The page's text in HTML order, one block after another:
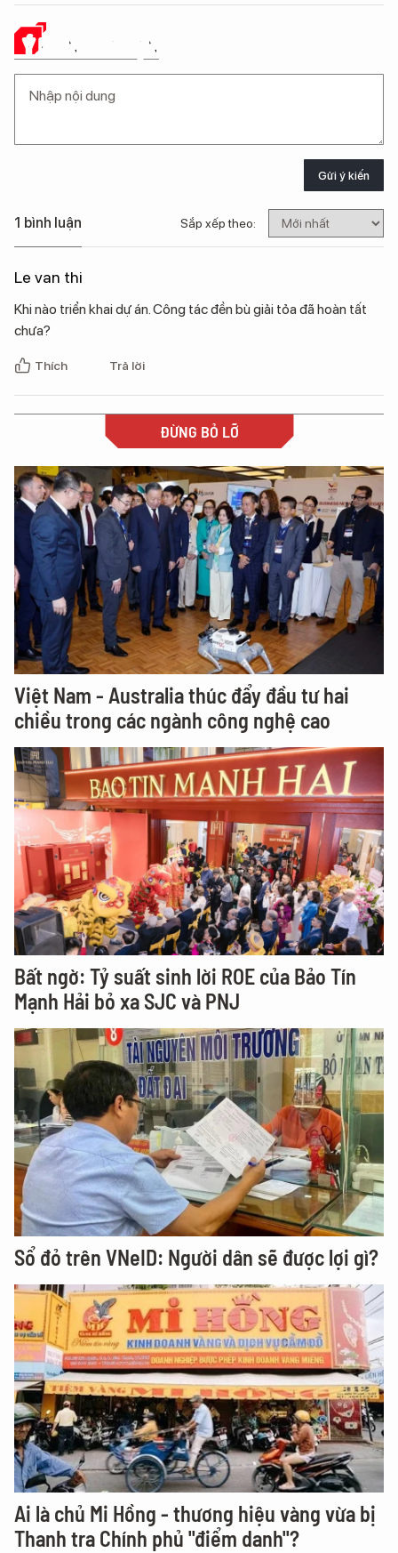
Ý KIẾN CỦA BẠN
Gửi ý kiến
1 bình luận Sắp xếp theo:
Le van thi
Khi nào triển khai dự án. Công tác đền bù giải tỏa đã hoàn tất
chưa?
Thích Trả lời
ĐỪNG BỎ LỠ
Việt Nam - Australia thúc đẩy đầu tư hai
chiều trong các ngành công nghệ cao
Bất ngờ: Tỷ suất sinh lời ROE của Bảo Tín
Mạnh Hải bỏ xa SJC và PNJ
Sổ đỏ trên VNeID: Người dân sẽ được lợi gì?
Ai là chủ Mi Hồng - thương hiệu vàng vừa bị
Thanh tra Chính phủ "điểm danh"?